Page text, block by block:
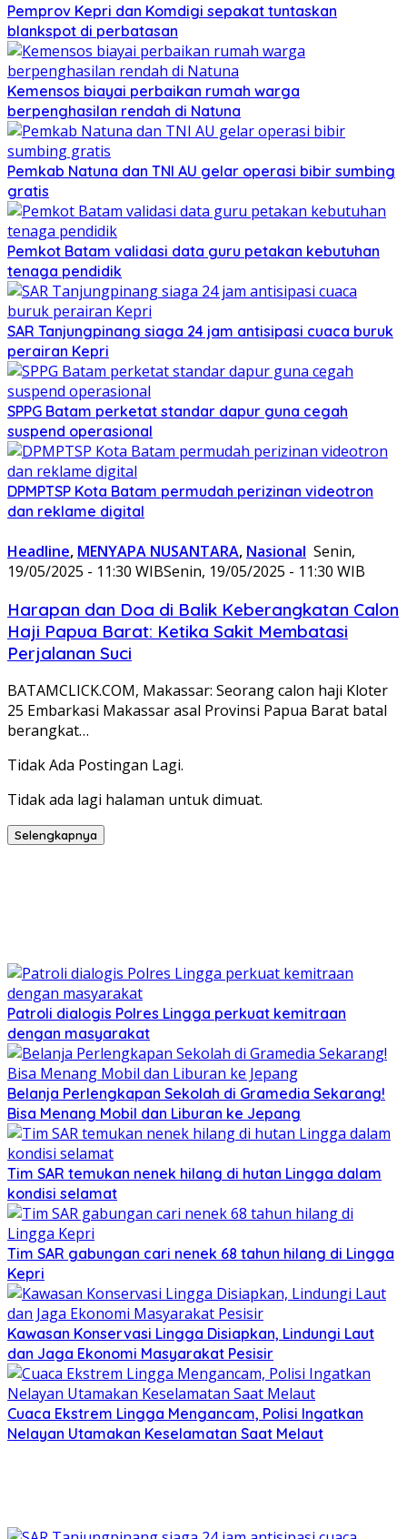
Pemprov Kepri dan Komdigi sepakat tuntaskan
blankspot di perbatasan
Kemensos biayai perbaikan rumah warga
berpenghasilan rendah di Natuna
Pemkab Natuna dan TNI AU gelar operasi bibir sumbing
gratis
Pemkot Batam validasi data guru petakan kebutuhan
tenaga pendidik
SAR Tanjungpinang siaga 24 jam antisipasi cuaca buruk
perairan Kepri
SPPG Batam perketat standar dapur guna cegah
suspend operasional
DPMPTSP Kota Batam permudah perizinan videotron
dan reklame digital
Headline, MENYAPA NUSANTARA, Nasional Senin,
19/05/2025 - 11:30 WIBSenin, 19/05/2025 - 11:30 WIB
Harapan dan Doa di Balik Keberangkatan Calon
Haji Papua Barat: Ketika Sakit Membatasi
Perjalanan Suci
BATAMCLICK.COM, Makassar: Seorang calon haji Kloter
25 Embarkasi Makassar asal Provinsi Papua Barat batal
berangkat…
Tidak Ada Postingan Lagi.
Tidak ada lagi halaman untuk dimuat.
Selengkapnya
Patroli dialogis Polres Lingga perkuat kemitraan
dengan masyarakat
Belanja Perlengkapan Sekolah di Gramedia Sekarang!
Bisa Menang Mobil dan Liburan ke Jepang
Tim SAR temukan nenek hilang di hutan Lingga dalam
kondisi selamat
Tim SAR gabungan cari nenek 68 tahun hilang di Lingga
Kepri
Kawasan Konservasi Lingga Disiapkan, Lindungi Laut
dan Jaga Ekonomi Masyarakat Pesisir
Cuaca Ekstrem Lingga Mengancam, Polisi Ingatkan
Nelayan Utamakan Keselamatan Saat Melaut